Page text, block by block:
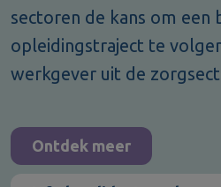
sectoren de kans om een
opleidingstraject te
werkgever uit de
Ontdek meer